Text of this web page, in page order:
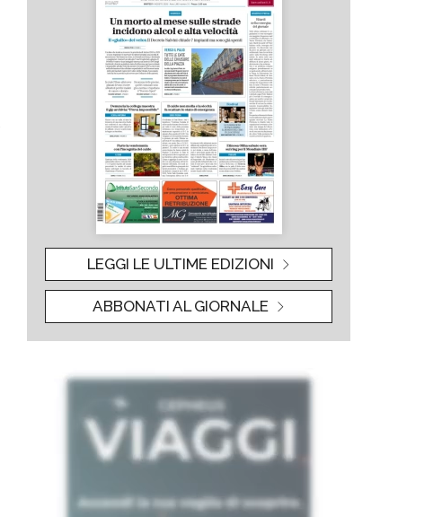
LEGGI LE ULTIME EDIZIONI
ABBONATI AL GIORNALE